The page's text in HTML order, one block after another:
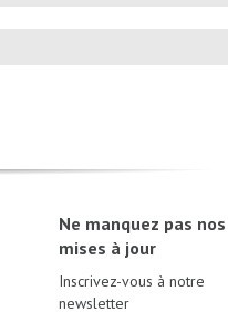
Ne manquez pas nos
mises à jour
Inscrivez-vous à notre
newsletter